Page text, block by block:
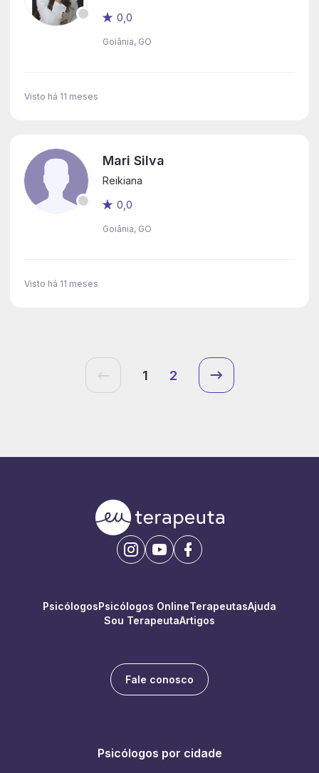
0,0
Goiânia, GO
Visto há 11 meses
Mari Silva
Reikiana
0,0
Goiânia, GO
Visto há 11 meses
1 2
PsicólogosPsicólogos OnlineTerapeutasAjuda
Sou TerapeutaArtigos
Fale conosco
Psicólogos por cidade